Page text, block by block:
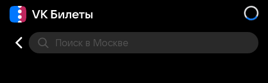
Поиск в Москве